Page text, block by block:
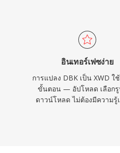
อินเทอร์เฟซง่าย
การแปลง DBK เป็น XWD ใ
ขั้นตอน — อัปโหลด เลือก
ดาวน์โหลด ไม่ต้องมีความรู้